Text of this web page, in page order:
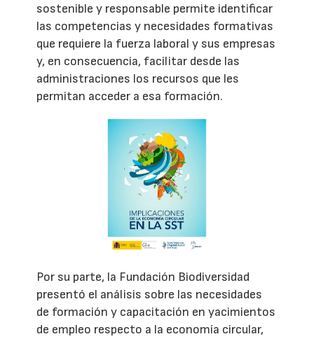
sostenible y responsable permite identificar
las competencias y necesidades formativas
que requiere la fuerza laboral y sus empresas
y, en consecuencia, facilitar desde las
administraciones los recursos que les
permitan acceder a esa formación.
Por su parte, la Fundación Biodiversidad
presentó el análisis sobre las necesidades
de formación y capacitación en yacimientos
de empleo respecto a la economía circular,